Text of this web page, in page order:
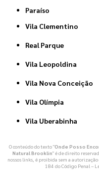
Paraíso
Vila Clementino
Real Parque
Vila Leopoldina
Vila Nova Conceição
Vila Olímpia
Vila Uberabinha
O conteúdo do texto "Onde Posso
Natural Brooklin" é de direito
nossos links, é proibida sem a
184 do Código Penal –